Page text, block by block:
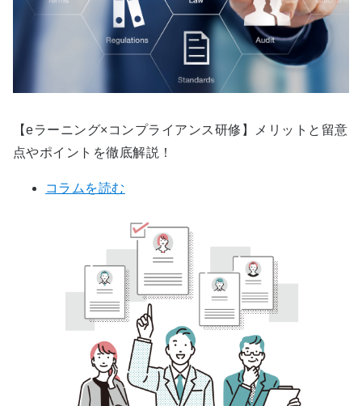
【eラーニング×コンプライアンス研修】メリットと留意
点やポイントを徹底解説！
コラムを読む